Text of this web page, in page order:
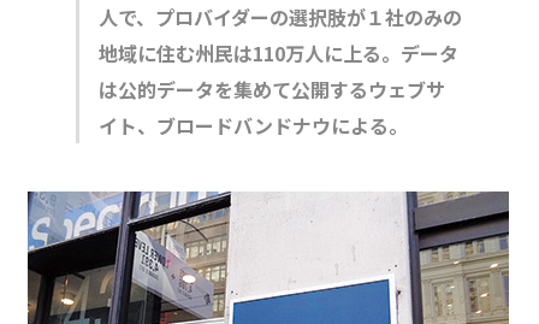
人で、プロバイダーの選択肢が１社のみの
地域に住む州民は110万人に上る。データ
は公的データを集めて公開するウェブサ
イト、ブロードバンドナウによる。